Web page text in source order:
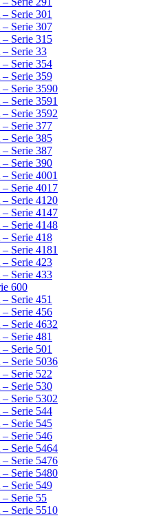
Serie 301
Serie 307
Serie 315
Serie 33
Serie 354
Serie 359
Serie 3590
Serie 3591
Serie 3592
Serie 377
Serie 385
Serie 387
Serie 390
Serie 4001
Serie 4017
Serie 4120
Serie 4147
Serie 4148
Serie 418
Serie 4181
Serie 423
Serie 433
600
Serie 451
Serie 456
Serie 4632
Serie 481
Serie 501
Serie 5036
Serie 522
Serie 530
Serie 5302
Serie 544
Serie 545
Serie 546
Serie 5464
Serie 5476
Serie 5480
Serie 549
Serie 55
Serie 5510